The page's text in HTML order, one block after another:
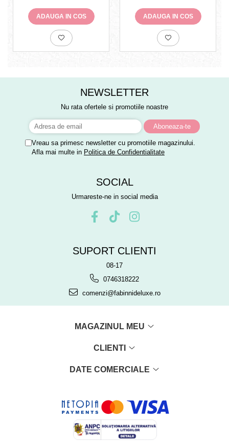
ADAUGA IN COS
TRANSPORT GRATUIT
ADAUGA IN COS
NEWSLETTER
Nu rata ofertele si promotiile noastre
Vreau sa primesc newsletter cu promotiile magazinului.
Afla mai multe in Politica de Confidentialitate
SOCIAL
Urmareste-ne in social media
SUPORT CLIENTI
08-17
0746318222
comenzi@fabinnideluxe.ro
MAGAZINUL MEU
CLIENTI
DATE COMERCIALE